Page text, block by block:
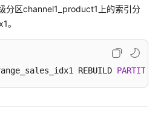
分区channel1_product1上的索引分
。
REBUILD